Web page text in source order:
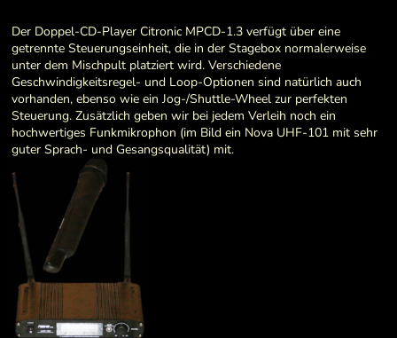
Der Doppel-CD-Player Citronic MPCD-1.3 verfügt über eine
getrennte Steuerungseinheit, die in der Stagebox normalerweise
unter dem Mischpult platziert wird. Verschiedene
Geschwindigkeitsregel- und Loop-Optionen sind natürlich auch
vorhanden, ebenso wie ein Jog-/Shuttle-Wheel zur perfekten
Steuerung. Zusätzlich geben wir bei jedem Verleih noch ein
hochwertiges Funkmikrophon (im Bild ein Nova UHF-101 mit sehr
guter Sprach- und Gesangsqualität) mit.